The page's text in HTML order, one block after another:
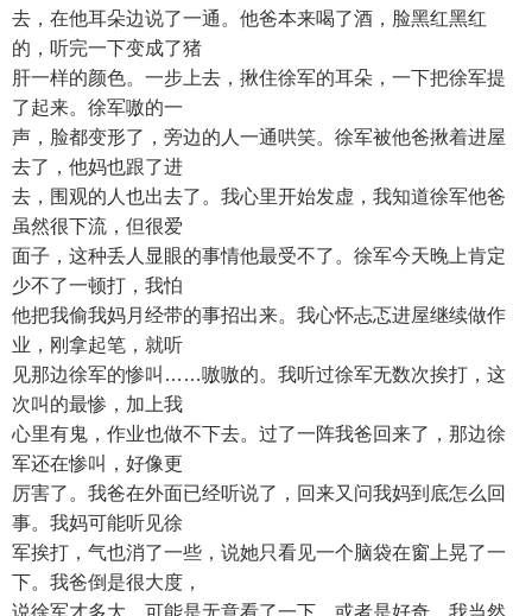
去，在他耳朵边说了一通。他爸本来喝了酒，脸黑红黑红
的，听完一下变成了猪
肝一样的颜色。一步上去，揪住徐军的耳朵，一下把徐军提
了起来。徐军嗷的一
声，脸都变形了，旁边的人一通哄笑。徐军被他爸揪着进屋
去了，他妈也跟了进
去，围观的人也出去了。我心里开始发虚，我知道徐军他爸
虽然很下流，但很爱
面子，这种丢人显眼的事情他最受不了。徐军今天晚上肯定
少不了一顿打，我怕
他把我偷我妈月经带的事招出来。我心怀忐忑进屋继续做作
业，刚拿起笔，就听
见那边徐军的惨叫……嗷嗷的。我听过徐军无数次挨打，这
次叫的最惨，加上我
心里有鬼，作业也做不下去。过了一阵我爸回来了，那边徐
军还在惨叫，好像更
厉害了。我爸在外面已经听说了，回来又问我妈到底怎么回
事。我妈可能听见徐
军挨打，气也消了一些，说她只看见一个脑袋在窗上晃了一
下。我爸倒是很大度，
说徐军才多大，可能是无意看了一下，或者是好奇。我当然